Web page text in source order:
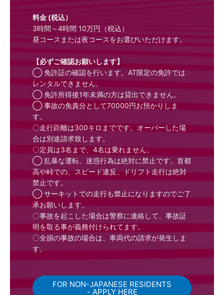
料金 (税込）
3時間～4時間 10万円（税込）
昼コースまたは夜コースをお選びいただけます。
【必ずご確認お願いします】
◯ 免許証の確認を行います。AT限定の免許では
レンタルできません。
◯ 免許所得後1年未満の方は貸出できません。
◯ 事故の免責分として70000円お預かりしま
す。
〇走行距離は300キロまでです。オーバーした場
合は別途請求致します。
〇定員は3名まで、4名は乗れません。
◯ 乱暴な運転、迷惑行為は絶対に禁止です。首都
高や峠での、スピード違反、ドリフト走行は絶対
禁止です。
◯ サーキットでの走行も禁止になりますのでご了
承お願いします。
〇事故を起こした場合は警察に連絡して、事故証
明を取る事が義務付けられてます。
〇全損の事故の場合は、車両代の請求が発生しま
す。
FOR NON-JAPANESE RESIDENTS
- APPLY HERE